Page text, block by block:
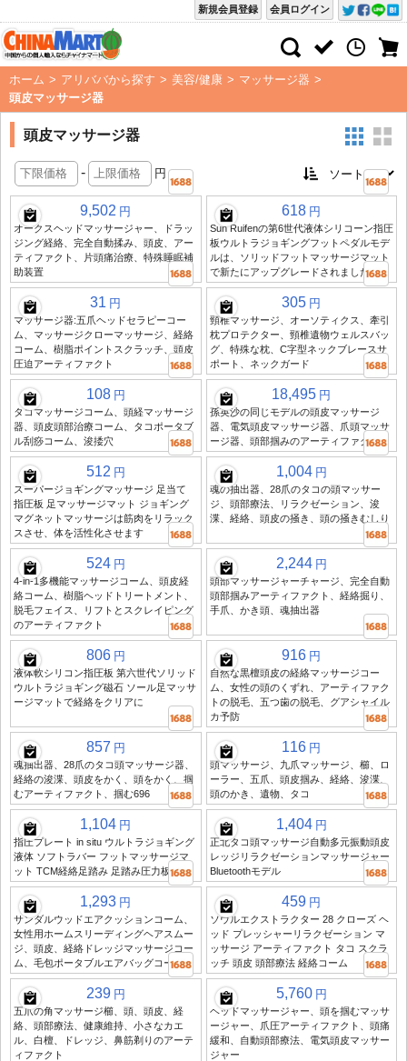
会員ログイン
新規会員登録
ホーム > アリババから探す > 美容/健康 > マッサージ器 >
頭皮マッサージ器
頭皮マッサージ器
- 円
9,502 円
オークスヘッドマッサージャー、ドラッ
ジング経絡、完全自動揉み、頭皮、アー
ティファクト、片頭痛治療、特殊睡眠補
助装置
618 円
Sun Ruifenの第6世代液体シリコーン指圧
板ウルトラジョギングフットペダルモデ
ルは、ソリッドフットマッサージマット
で新たにアップグレードされました
31 円
マッサージ器:五爪ヘッドセラピーコー
ム、マッサージクローマッサージ、経絡
コーム、樹脂ポイントスクラッチ、頭皮
圧迫アーティファクト
305 円
頸椎マッサージ、オーソティクス、牽引
枕プロテクター、頸椎遺物ウェルスバッ
グ、特殊な枕、C字型ネックブレースサ
ポート、ネックガード
108 円
タコマッサージコーム、頭経マッサージ
器、頭皮頭部治療コーム、タコポータブ
ル刮痧コーム、浚捼穴
18,495 円
孫英沙の同じモデルの頭皮マッサージ
器、電気頭皮マッサージ器、爪頭マッサ
ージ器、頭部掴みのアーティファクト
512 円
スーパージョギングマッサージ 足当て
指圧板 足マッサージマット ジョギング
マグネットマッサージは筋肉をリラック
スさせ、体を活性化させます
1,004 円
魂の抽出器、28爪のタコの頭マッサー
ジ、頭部療法、リラクゼーション、浚
渫、経絡、頭皮の掻き、頭の掻きむしり
524 円
4-in-1多機能マッサージコーム、頭皮経
絡コーム、樹脂ヘッドトリートメント、
脱毛フェイス、リフトとスクレイピング
のアーティファクト
2,244 円
頭部マッサージャーチャージ、完全自動
頭部掴みアーティファクト、経絡掘り、
手爪、かき頭、魂抽出器
806 円
液体軟シリコン指圧板 第六世代ソリッド
ウルトラジョギング磁石 ソール足マッサ
ージマットで経絡をクリアに
916 円
自然な黒檀頭皮の経絡マッサージコー
ム、女性の頭のくずれ、アーティファク
トの脱毛、五つ歯の脱毛、グアシャイル
カ予防
857 円
魂抽出器、28爪のタコ頭マッサージ器、
経絡の浚渫、頭皮をかく、頭をかく、掴
むアーティファクト、掴む696
116 円
頭マッサージ、九爪マッサージ、櫛、ロ
ーラー、五爪、頭皮掴み、経絡、浚渫、
頭のかき、遺物、タコ
1,104 円
指圧プレート in situ ウルトラジョギング
液体 ソフトラバー フットマッサージマ
ット TCM経絡足踏み 足踏み圧力板
1,404 円
正北タコ頭マッサージ自動多元振動頭皮
レッジリラクゼーションマッサージャー
Bluetoothモデル
1,293 円
サンダルウッドエアクッションコーム、
女性用ホームスリーディングヘアスムー
ジ、頭皮、経絡ドレッジマッサージコー
ム、毛包ポータブルエアバッグコーム
459 円
ソウルエクストラクター 28 クローズ ヘ
ッド プレッシャーリラクゼーション マ
ッサージ アーティファクト タコ スクラ
ッチ 頭皮 頭部療法 経絡コーム
239 円
五爪の角マッサージ櫛、頭、頭皮、経
絡、頭部療法、健康維持、小さなカエ
ル、白檀、ドレッジ、鼻筋剃りのアーテ
ィファクト
5,760 円
ヘッドマッサージャー、頭を掴むマッサ
ージャー、爪圧アーティファクト、頭痛
緩和、自動頭部療法、電気頭皮マッサー
ジャー